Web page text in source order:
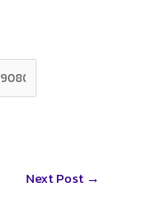
Next Post →